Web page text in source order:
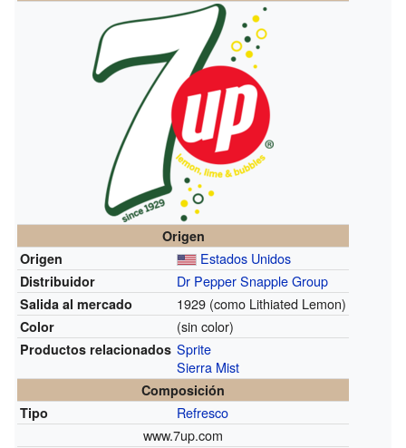
Origen
Origen
Estados Unidos
Distribuidor Dr Pepper Snapple Group
Salida al mercado 1929 (como Lithiated Lemon)
Color (sin color)
Productos relacionados Sprite
Sierra Mist
Composición
Tipo
Refresco
www.7up.com